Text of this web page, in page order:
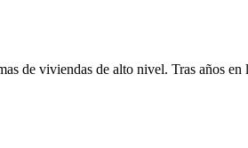
de viviendas de alto nivel. Tras años en